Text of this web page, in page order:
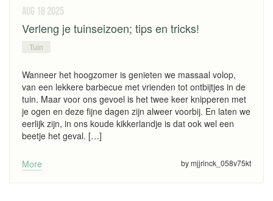
aug 18 2025
Verleng je tuinseizoen; tips en tricks!
Tuin
Wanneer het hoogzomer is genieten we massaal volop,
van een lekkere barbecue met vrienden tot ontbijtjes in de
tuin. Maar voor ons gevoel is het twee keer knipperen met
je ogen en deze fijne dagen zijn alweer voorbij. En laten we
eerlijk zijn, in ons koude kikkerlandje is dat ook wel een
beetje het geval. […]
More by mjjrinck_058v75kt